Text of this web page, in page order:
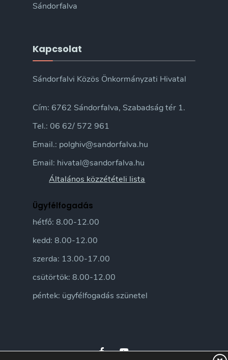
Sándorfalva
Kapcsolat
Sándorfalvi Közös Önkormányzati Hivatal
Cím: 6762 Sándorfalva, Szabadság tér 1.
Tel.: 06 62/ 572 961
Email.: polghiv@sandorfalva.hu
Email: hivatal@sandorfalva.hu
Általános közzétételi lista
Ügyfélfogadás
hétfő: 8.00-12.00
kedd: 8.00-12.00
szerda: 13.00-17.00
csütörtök: 8.00-12.00
péntek: ügyfélfogadás szünetel